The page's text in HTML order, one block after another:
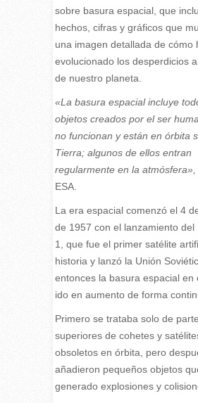
sobre basura espacial, que
hechos, cifras y gráficos que
una imagen detallada de cómo
evolucionado los desperdicios
de nuestro planeta.
«La basura espacial incluye
objetos creados por el ser
no funcionan y están en órbita
Tierra; algunos de ellos entran
regularmente en la atmósfera»,
ESA.
La era espacial comenzó el 4
de 1957 con el lanzamiento del
1, que fue el primer satélite
historia y lanzó la Unión
entonces la basura espacial en
ido en aumento de forma
Primero se trataba solo de
superiores de cohetes y
obsoletos en órbita, pero
añadieron pequeños objetos
generado explosiones y